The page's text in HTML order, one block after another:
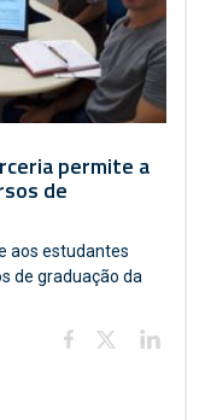
permite a
de
aos estudantes
de graduação da